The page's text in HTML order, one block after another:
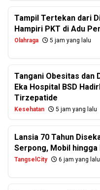
Tampil Tertekan dari
Hampiri PKT di Adu
Olahraga 5 jam yang lalu
Tangani Obesitas dan
Eka Hospital BSD
Tirzepatide
Kesehatan 5 jam yang lalu
Lansia 70 Tahun
Serpong, Mobil hingga
TangselCity 6 jam yang lalu